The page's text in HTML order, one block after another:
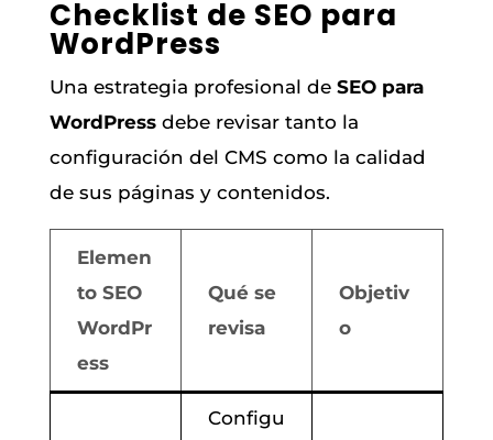
Checklist de SEO para
WordPress
Una estrategia profesional de SEO para
WordPressdebe revisar tanto la
configuración del CMS como la calidad
de sus páginas y contenidos.
Elemen
to SEO
WordPr
ess
Qué se
revisa
Objetiv
o
Configu